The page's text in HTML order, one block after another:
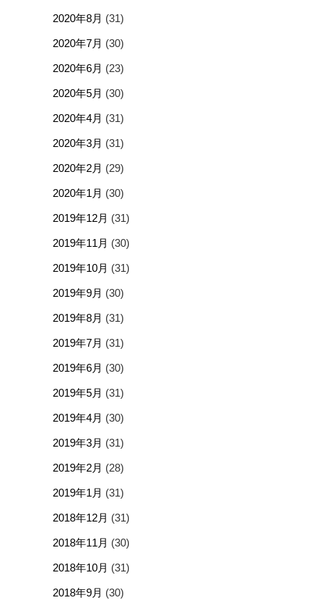
2020年8月 (31)
2020年7月 (30)
2020年6月 (23)
2020年5月 (30)
2020年4月 (31)
2020年3月 (31)
2020年2月 (29)
2020年1月 (30)
2019年12月 (31)
2019年11月 (30)
2019年10月 (31)
2019年9月 (30)
2019年8月 (31)
2019年7月 (31)
2019年6月 (30)
2019年5月 (31)
2019年4月 (30)
2019年3月 (31)
2019年2月 (28)
2019年1月 (31)
2018年12月 (31)
2018年11月 (30)
2018年10月 (31)
2018年9月 (30)